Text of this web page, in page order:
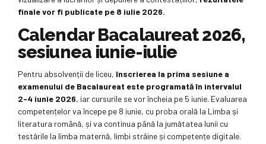
finale vor fi publicate pe 8 iulie 2026.
Calendar Bacalaureat 2026,
sesiunea iunie-iulie
Pentru absolvenții de liceu, înscrierea la prima sesiune a
examenului de Bacalaureat este programată în intervalul
2-4 iunie 2026, iar cursurile se vor încheia pe 5 iunie. Evaluarea
competențelor va începe pe 8 iunie, cu proba orală la Limba și
literatura română, și va continua până la jumătatea lunii cu
testările la limba maternă, limbi străine și competențe digitale.